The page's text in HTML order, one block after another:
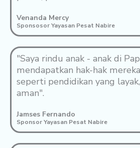
Venanda Mercy
Sponsosor Yayasan Pesat Nabire
"Saya rindu anak - anak di
mendapatkan hak-hak
seperti pendidikan yang
aman".
Jamses Fernando
Sponsor Yayasan Pesat Nabire